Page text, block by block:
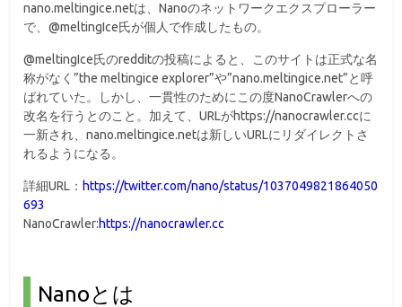
nano.meltingice.netは、Nanoのネットワークエクスプローラー
で、@meltingIce氏が個人で作成したもの。
@meltingIce氏のredditの投稿によると、このサイトは正式な名
称がなく”the meltingice explorer”や”nano.meltingice.net”と呼
ばれていた。しかし、一貫性のためにこの度NanoCrawlerへの
改名を行うとのこと。加えて、URLがhttps://nanocrawler.ccに
一新され、nano.meltingice.netは新しいURLにリダイレクトさ
れるようになる。
詳細URL： https://twitter.com/nano/status/1037049821864050
693
NanoCrawler:https://nanocrawler.cc
Nanoとは